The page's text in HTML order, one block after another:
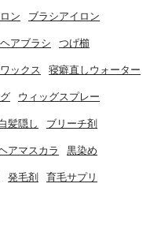
ン ブラシアイロン
ヘアブラシ つげ櫛
ックス 寝癖直しウォーター
ウィッグスプレー
髪隠し ブリーチ剤
アマスカラ 黒染め
発毛剤 育毛サプリ